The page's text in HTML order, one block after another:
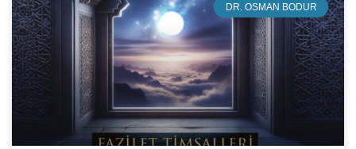
DR. OSMAN BODUR